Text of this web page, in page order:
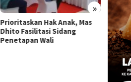
»
Prioritaskan Hak Anak, Mas
Dhito Fasilitasi Sidang
Penetapan Wali
Yatra
Dhito:
lewat